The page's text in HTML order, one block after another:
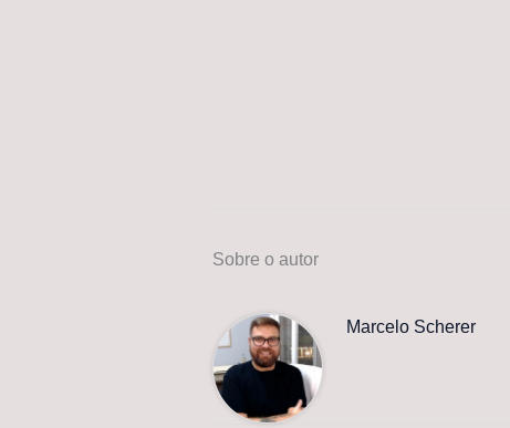
Sobre o autor
Marcelo Scherer